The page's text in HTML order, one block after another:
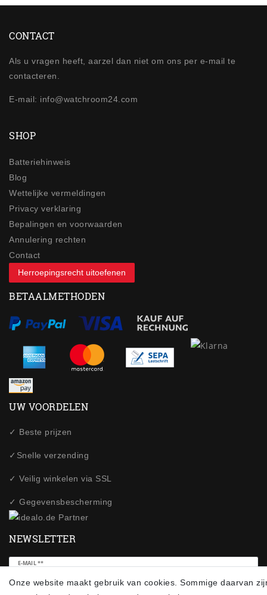
CONTACT
Als u vragen heeft, aarzel dan niet om ons per e-mail te
contacteren.
E-mail: info@watchroom24.com
SHOP
Batteriehinweis
Blog
Wettelijke vermeldingen
Privacy verklaring
Bepalingen en voorwaarden
Annulering rechten
Contact
Herroepingsrecht uitoefenen
BETAALMETHODEN
UW VOORDELEN
✓ Beste prijzen
✓Snelle verzending
✓ Veilig winkelen via SSL
✓ Gegevensbescherming
Onze website maakt gebruik van cookies. Sommige daarvan
NEWSLETTER
E-MAIL **
Ceres::Template.newsletterHoneypotLabel